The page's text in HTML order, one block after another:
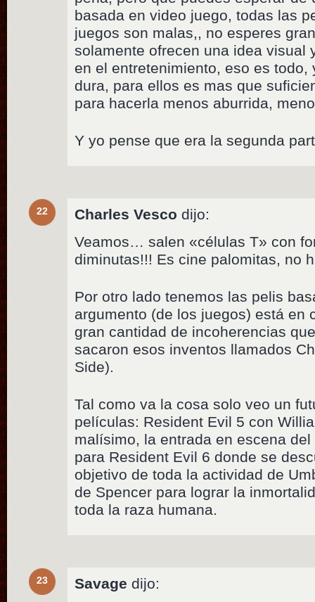
basada en video juego, todas las
juegos son malas,, no esperes
solamente ofrecen una idea visual
en el entretenimiento, eso es todo,
dura, para ellos es mas que
para hacerla menos aburrida,
Y yo pense que era la segunda
22 Charles Vesco dijo:
Veamos… salen «células T» con
diminutas!!! Es cine palomitas, no
Por otro lado tenemos las pelis
argumento (de los juegos) está en
gran cantidad de incoherencias
sacaron esos inventos llamados
Side).
Tal como va la cosa solo veo un
películas: Resident Evil 5 con
malísimo, la entrada en escena
para Resident Evil 6 donde se
objetivo de toda la actividad de
de Spencer para lograr la
toda la raza humana.
23 Savage dijo: